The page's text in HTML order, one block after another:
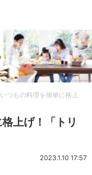
いつもの料理を簡単に格上
上げ！「トリ
2023.1.10 17:57